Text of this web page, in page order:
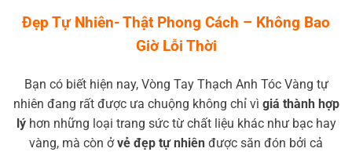
Đẹp Tự Nhiên- Thật Phong Cách – Không Bao
Giờ Lỗi Thời
Bạn có biết hiện nay, Vòng Tay Thạch Anh Tóc Vàng tự
nhiên đang rất được ưa chuộng không chỉ vì giá thành hợp
lýhơn những loại trang sức từ chất liệu khác như bạc hay
vàng, mà còn ởvẻ đẹp tự nhiên được săn đón bởi cả